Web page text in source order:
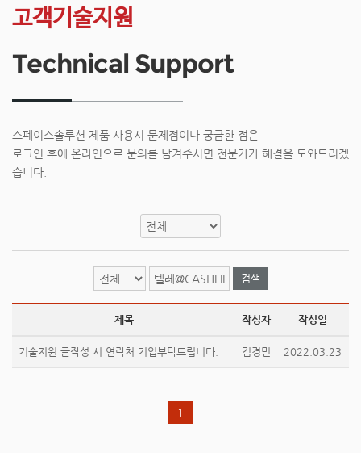
고객기술지원
Technical Support
스페이스솔루션 제품 사용시 문제점이나 궁금한 점은
로그인 후에 온라인으로 문의를 남겨주시면 전문가가 해결을 도와드리겠
습니다.
검색
제목 작성자 작성일
기술지원 글작성 시 연락처 기입부탁드립니다. 김경민 2022.03.23
1